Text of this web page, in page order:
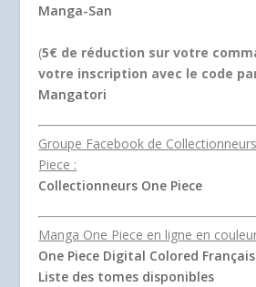
Manga-San
(5€ de réduction sur votre
votre inscription avec le code
Mangatori
Groupe Facebook de
Piece :
Collectionneurs One Piece
Manga One Piece en ligne en
One Piece Digital Colored Français
Liste des tomes disponibles